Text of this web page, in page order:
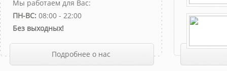
Мы работаем для Вас:
ПН-ВС: 08:00 - 22:00
Без выходных!
Подробнее о нас